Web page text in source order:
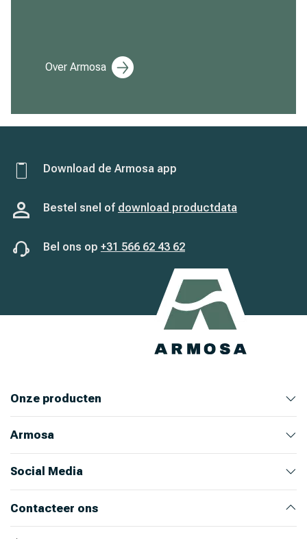
Over Armosa
Download de Armosa app
Bestel snel of download productdata
Bel ons op +31 566 62 43 62
Onze producten
Bekijk alle producten
Armosa
Over ons
Ons team
Nieuws
Werken bij Armosa
Alle productcategorieën
Onze merken
Social Media
Instagram
LinkedIn
Facebook
Youtube
Contacteer ons